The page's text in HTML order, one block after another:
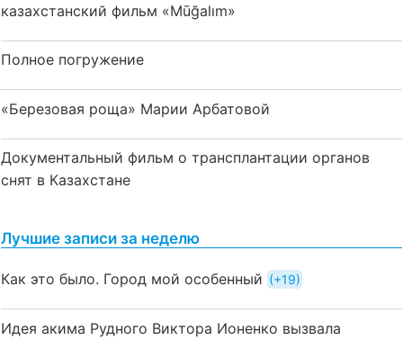
казахстанский фильм «Mūğalım»
Полное погружение
«Березовая роща» Марии Арбатовой
Документальный фильм о трансплантации органов
снят в Казахстане
Лучшие записи за неделю
Как это было. Город мой особенный +19
Идея акима Рудного Виктора Ионенко вызвала